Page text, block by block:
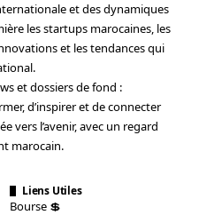
et des dynamiques
les startups marocaines, les
et les tendances qui
et dossiers de fond :
d’inspirer et de connecter
vers l’avenir, avec un regard
marocain.
Liens Utiles
Bourse 💲